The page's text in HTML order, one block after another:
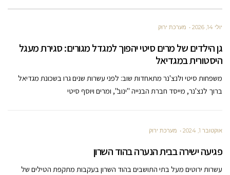
יולי 14, 2026 מערכת ירוק
גן הילדים של מרים סיטי יהפוך למגדל מגורים: סגירת מעגל
היסטורית במגדיאל
משפחות סיטי ולנצ'נר מתאחדות שוב: לפני עשרות שנים גרו בשכונת מגדיאל
ברוך לנצ'נר, מייסד חברת הבנייה "ינוב", ומרים ויוסף סיטי
אוקטובר 1, 2024 מערכת ירוק
פגיעה ישירה בבית הנערה בהוד השרון
עשרות ירוטים מעל בתי התושבים בהוד השרון בעקבות מתקפת הטילים של